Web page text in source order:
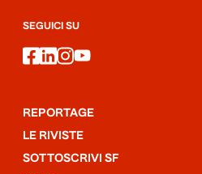
SEGUICI SU
facebook
linkedin
instagram
youtube
REPORTAGE
LE RIVISTE
SOTTOSCRIVI SF